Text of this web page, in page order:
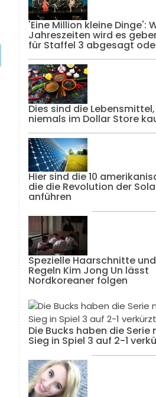
'Eine Million kleine Dinge':
Jahreszeiten wird es
für Staffel 3 abgesagt
Dies sind die
niemals im Dollar Store
Hier sind die 10
die die Revolution der
anführen
Spezielle Haarschnitte
Regeln Kim Jong Un lässt
Nordkoreaner folgen
Die Bucks haben die Serie
Sieg in Spiel 3 auf 2-1